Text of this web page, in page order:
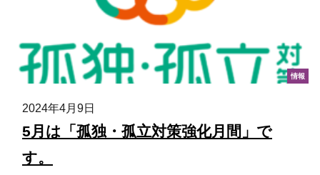
情報
2024年4月9日
5月は「孤独・孤立対策強化月間」で
す。